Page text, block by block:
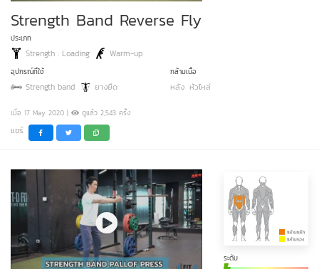
Strength Band Reverse Fly
ประเภท
Strength : Loading Warm-up
อุปกรณ์ที่ใช้
Strength band ยางยืด
กล้ามเนื้อ
หลัง หัวไหล่
เมื่อ 17 May 2020 | ดูแล้ว 2,543 ครั้ง
แชร์
ระดับ